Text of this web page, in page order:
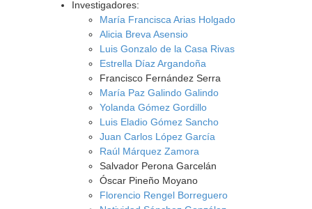
Investigadores:
María Francisca Arias Holgado
Alicia Breva Asensio
Luis Gonzalo de la Casa Rivas
Estrella Díaz Argandoña
Francisco Fernández Serra
María Paz Galindo Galindo
Yolanda Gómez Gordillo
Luis Eladio Gómez Sancho
Juan Carlos López García
Raúl Márquez Zamora
Salvador Perona Garcelán
Óscar Pineño Moyano
Florencio Rengel Borreguero